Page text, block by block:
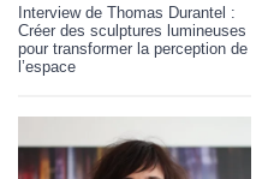
Interview de Thomas Durantel :
Créer des sculptures lumineuses
pour transformer la perception de
l’espace